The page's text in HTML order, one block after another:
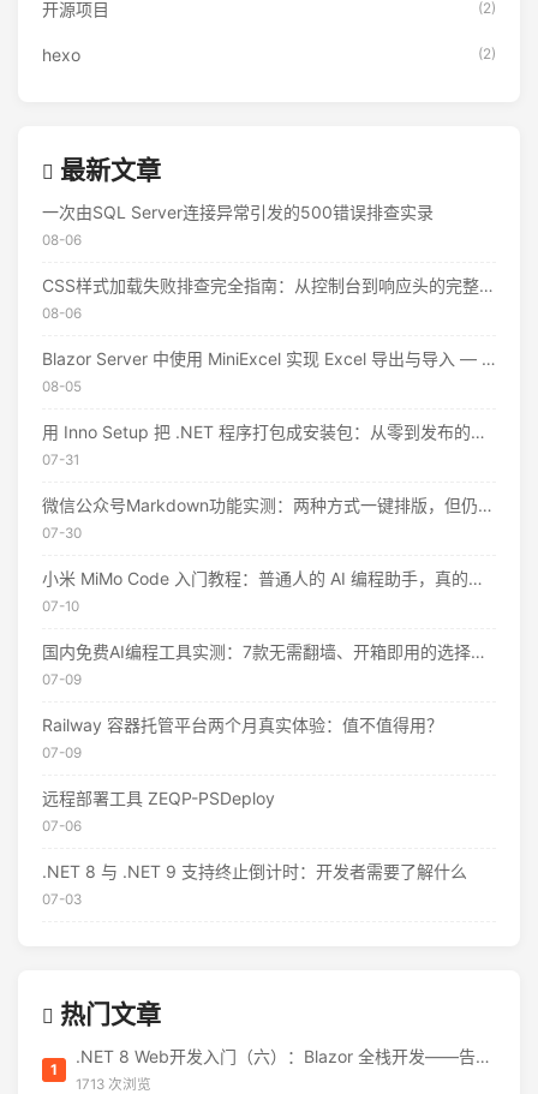
开源项目 (2)
hexo (2)
最新文章
一次由SQL Server连接异常引发的500错误排查实录
08-06
CSS样式加载失败排查完全指南：从控制台到响应头的完整思路
08-06
Blazor Server 中使用 MiniExcel 实现 Excel 导出与导入 — 实战教程
08-05
用 Inno Setup 把 .NET 程序打包成安装包：从零到发布的完整指南
07-31
微信公众号Markdown功能实测：两种方式一键排版，但仍有这些限制
07-30
小米 MiMo Code 入门教程：普通人的 AI 编程助手，真的不用花钱
07-10
国内免费AI编程工具实测：7款无需翻墙、开箱即用的选择（附2026年7月最新额度）
07-09
Railway 容器托管平台两个月真实体验：值不值得用？
07-09
远程部署工具 ZEQP-PSDeploy
07-06
.NET 8 与 .NET 9 支持终止倒计时：开发者需要了解什么
07-03
热门文章
1
.NET 8 Web开发入门（六）：Blazor 全栈开发——告别 JavaScript 焦虑
1713 次浏览